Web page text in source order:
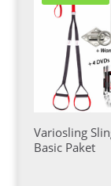
Variosling
Basic Paket